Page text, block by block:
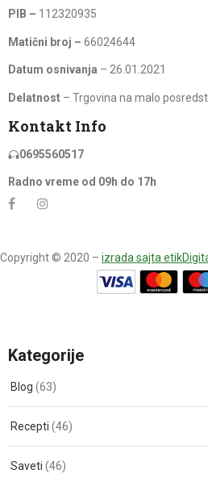
PIB – 112320935
Matični broj – 66024644
Datum osnivanja – 26.01.2021
Delatnost – Trgovina na malo
Kontakt Info
0695560517
Radno vreme od 09h do 17h
Copyright © 2020 – izrada sajta
Kategorije
Blog (63)
Recepti (46)
Saveti (46)